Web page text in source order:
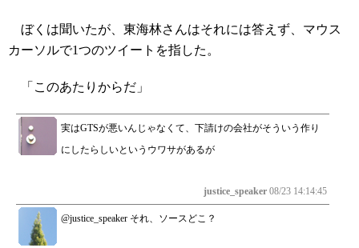
ぼくは聞いたが、東海林さんはそれには答えず、マウス
カーソルで1つのツイートを指した。
「このあたりからだ」
実はGTSが悪いんじゃなくて、下請けの会社がそういう作り
にしたらしいというウワサがあるが
justice_speaker 08/23 14:14:45
@justice_speaker それ、ソースどこ？